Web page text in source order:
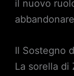
il nuovo
Il Sostegno
La sorella di